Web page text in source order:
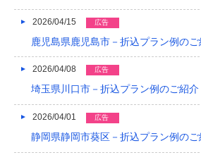
2021/12
2021/11
2021/10
2021/09
2021/08
2026/04/15 広告
鹿児島県鹿児島市－折込プラン例の
2026/04/08 広告
埼玉県川口市－折込プラン例のご紹介
2026/04/01 広告
静岡県静岡市葵区－折込プラン例のご